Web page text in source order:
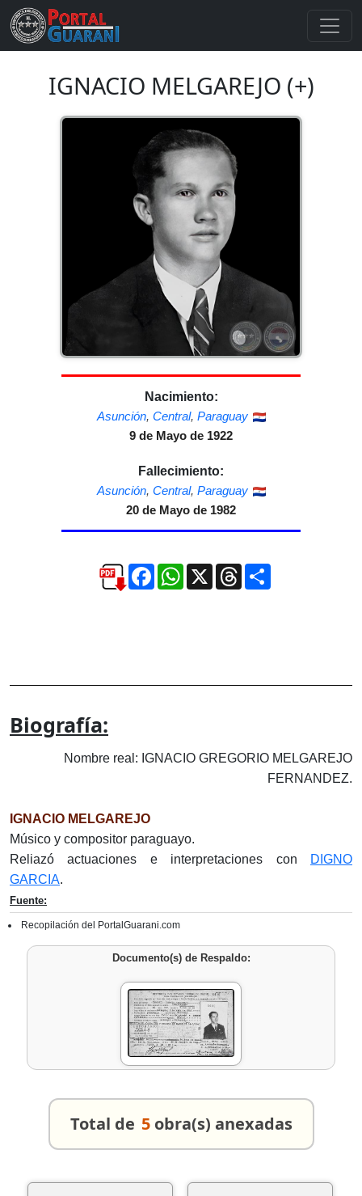
IGNACIO MELGAREJO (+)
Nacimiento:
Asunción, Central, Paraguay
9 de Mayo de 1922
Fallecimiento:
Asunción, Central, Paraguay
20 de Mayo de 1982
FacebookWhatsApp
X ThreadsCompartir
Biografía:
Nombre real: IGNACIO GREGORIO MELGAREJO
FERNANDEZ.
IGNACIO MELGAREJO
Músico y compositor paraguayo.
Reliazó actuaciones e interpretaciones con
DIGNO
GARCIA.
Fuente:
Recopilación del PortalGuarani.com
Documento(s) de Respaldo:
Total de 5 obra(s) anexadas